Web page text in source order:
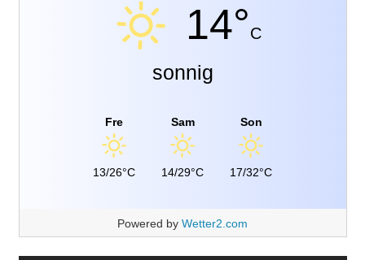
14°C
sonnig
Fre
13/26°C
Sam
14/29°C
Son
17/32°C
Powered by Wetter2.com